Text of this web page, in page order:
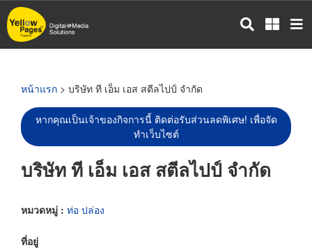
ข้าม
ไป
หน้าแรก > บริษัท ที เอ็ม เอส สตีลไปป์ จำกัด
หากคุณเป็นเจ้าของกิจการนี้ ติดต่อรับส่วนลดพิเศษ! เพื่อจัด
ทำเว็บไซต์
บริษัท ที เอ็ม เอส สตีลไปป์ จำกัด
หมวดหมู่ : ท่อ ปล่อง
ที่อยู่